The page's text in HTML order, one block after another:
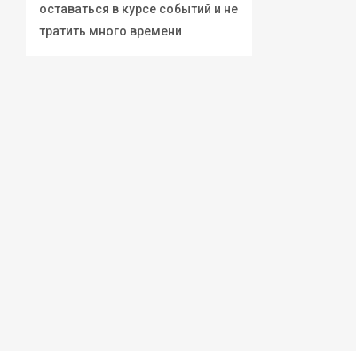
оставаться в курсе событий и не
тратить много времени